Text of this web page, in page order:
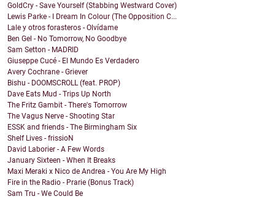
GoldCry - Save Yourself (Stabbing Westward Cover)
Lewis Parke - I Dream In Colour (The Opposition C...
Lale y otros forasteros - Olvídame
Ben Gel - No Tomorrow, No Goodbye
Sam Setton - MADRID
Giuseppe Cucé - El Mundo Es Verdadero
Avery Cochrane - Griever
Bishu - DOOMSCROLL (feat. PROP)
Dave Eats Mud - Trips Up North
The Fritz Gambit - There's Tomorrow
The Vagus Nerve - Shooting Star
ESSK and friends - The Birmingham Six
Shelf Lives - frissioN
David Laborier - A Few Words
January Sixteen - When It Breaks
Maxi Meraki x Nico de Andrea - You Are My High
Fire in the Radio - Prarie (Bonus Track)
Sam Tru - We Could Be